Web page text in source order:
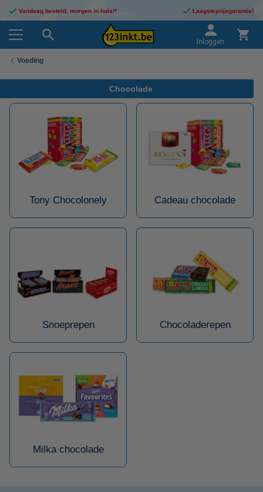
Vandaag besteld, morgen in huis!* Laagsteprijsgarantie!
Inloggen
Voeding
Chocolade
Tony Chocolonely Cadeau chocolade
Snoeprepen Chocoladerepen
Milka chocolade